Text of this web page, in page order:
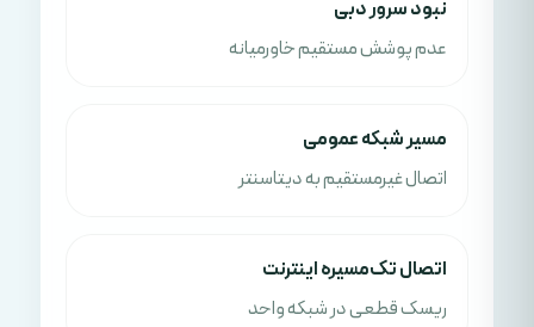
نبود سرور دبی
عدم پوشش مستقیم خاورمیانه
مسیر شبکه عمومی
اتصال غیرمستقیم به دیتاسنتر
اتصال تک‌مسیره اینترنت
ریسک قطعی در شبکه واحد